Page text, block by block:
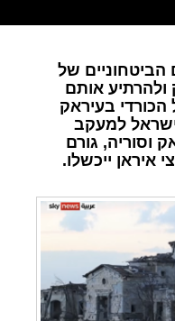
של
ולהרתיע אותם
בעיראק
למעקב
וסוריה, גורם
איראן ייכשלו.